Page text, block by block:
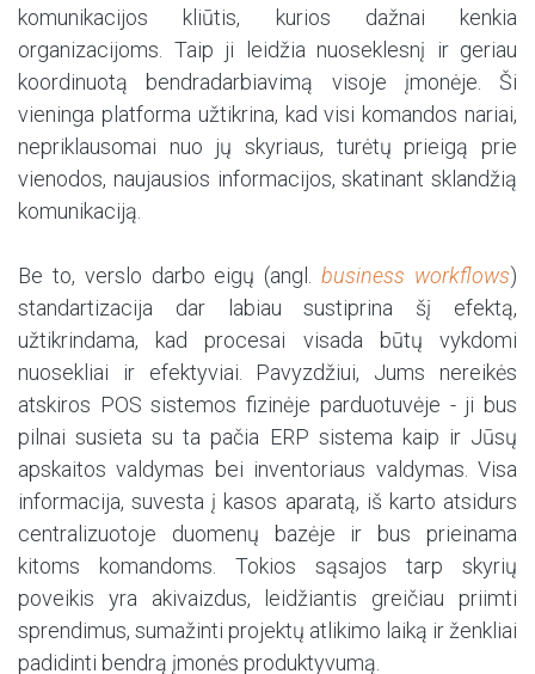
komunikacijos kliūtis, kurios dažnai kenkia
organizacijoms. Taip ji leidžia nuoseklesnį ir geriau
koordinuotą bendradarbiavimą visoje įmonėje. Ši
vieninga platforma užtikrina, kad visi komandos nariai,
nepriklausomai nuo jų skyriaus, turėtų prieigą prie
vienodos, naujausios informacijos, skatinant sklandžią
komunikaciją.
Be to, verslo darbo eigų (angl.business workflows)
standartizacija dar labiau sustiprina šį efektą,
užtikrindama, kad procesai visada būtų vykdomi
nuosekliai ir efektyviai. Pavyzdžiui, Jums nereikės
atskiros POS sistemos fizinėje parduotuvėje - ji bus
pilnai susieta su ta pačia ERP sistema kaip ir Jūsų
apskaitos valdymas bei inventoriaus valdymas. Visa
informacija, suvesta į kasos aparatą, iš karto atsidurs
centralizuotoje duomenų bazėje ir bus prieinama
kitoms komandoms. Tokios sąsajos tarp skyrių
poveikis yra akivaizdus, leidžiantis greičiau priimti
sprendimus, sumažinti projektų atlikimo laiką ir ženkliai
padidinti bendrą įmonės produktyvumą.